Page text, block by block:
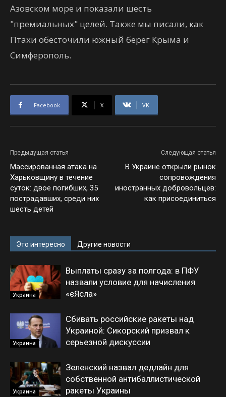
Азовском море и показали шесть
"премиальных" целей. Также мы писали, как
Птахи обесточили южный берег Крыма и
Симферополь.
Facebook X VK
Предыдущая статья
Массированная атака на
Харьковщину в течение
суток: двое погибших, 35
пострадавших, среди них
шесть детей
Следующая статья
В Украине открыли рынок
сопровождения
иностранных добровольцев:
как присоединиться
Это интересно Другие новости
Украина
Выплаты сразу за полгода: в ПФУ
назвали условие для начисления
«єЯсла»
Украина
Сбивать российские ракеты над
Украиной: Сикорский призвал к
серьезной дискуссии
Украина
Зеленский назвал дедлайн для
собственной антибаллистической
ракеты Украины